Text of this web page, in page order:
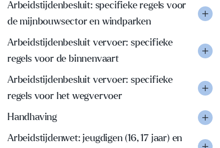
Arbeidstijdenbesluit: specifieke regels voor
de mijnbouwsector en windparken
Arbeidstijdenbesluit vervoer: specifieke
regels voor de binnenvaart
Arbeidstijdenbesluit vervoer: specifieke
regels voor het wegvervoer
Handhaving
Arbeidstijdenwet: jeugdigen (16, 17 jaar) en